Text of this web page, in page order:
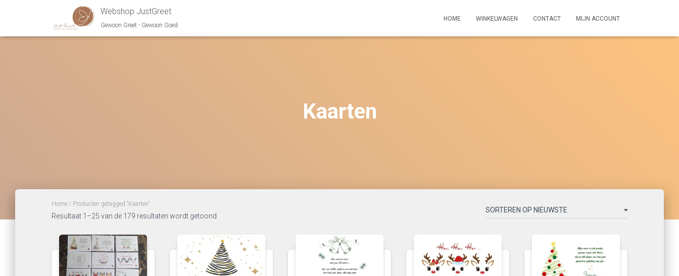
Webshop JustGreet
Gewoon Greet - Gewoon Goed
HOME WINKELWAGEN CONTACT MIJN ACCOUNT
Kaarten
Home / Producten getagged “Kaarten”
Resultaat 1–25 van de 179 resultaten wordt getoond
nieuwste